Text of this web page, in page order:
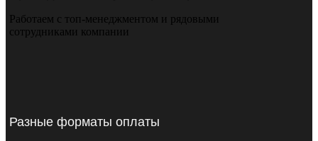
Работаем с топ-менеджментом и рядовыми
сотрудниками компании
Разные форматы оплаты